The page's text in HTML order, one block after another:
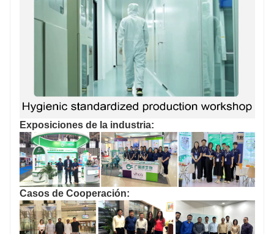
Exposiciones de la industria:
Casos de Cooperación: